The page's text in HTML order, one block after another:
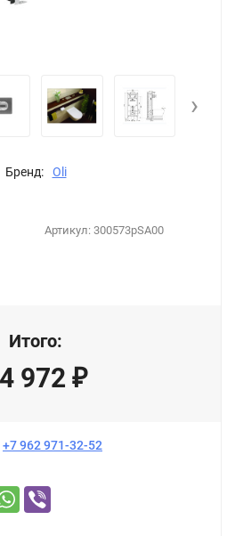
›
Бренд: Oli
Артикул: 300573pSA00
Итого:
972 ₽
+7 962 971-32-52